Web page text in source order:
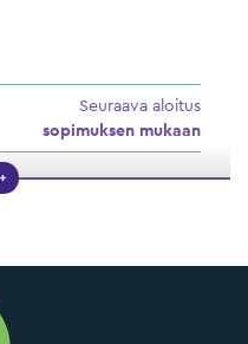
Seuraava aloitus
sopimuksen mukaan